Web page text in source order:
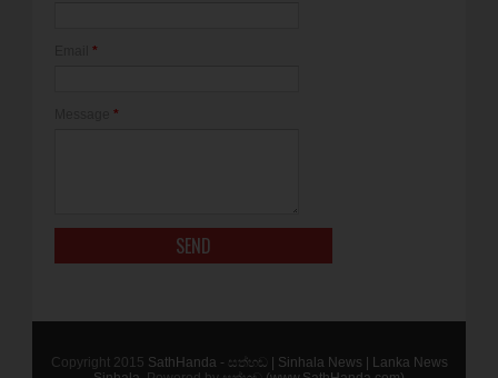
*
*
Copyright 2015 SathHanda - සත්හඬ | Sinhala News | Lanka News